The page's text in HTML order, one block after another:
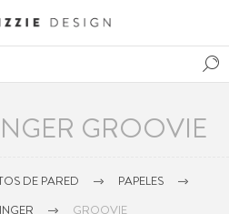
GROOVIE
DE PARED
PAPELES
GROOVIE